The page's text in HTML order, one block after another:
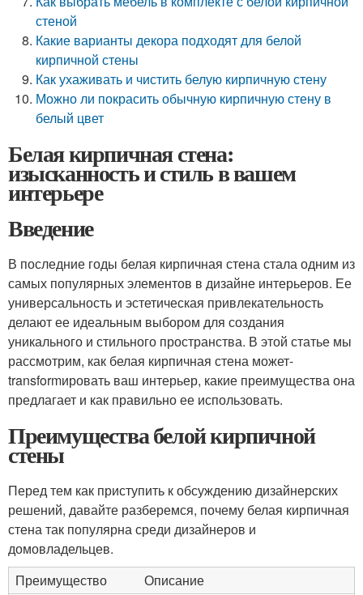
стеной
Какие варианты декора подходят для белой
кирпичной стены
Как ухаживать и чистить белую кирпичную стену
Можно ли покрасить обычную кирпичную стену в
белый цвет
Белая кирпичная стена:
изысканность и стиль в вашем
интерьере
Введение
В последние годы белая кирпичная стена стала одним из
самых популярных элементов в дизайне интерьеров. Ее
универсальность и эстетическая привлекательность
делают ее идеальным выбором для создания
уникального и стильного пространства. В этой статье мы
рассмотрим, как белая кирпичная стена может-
transformировать ваш интерьер, какие преимущества она
предлагает и как правильно ее использовать.
Преимущества белой кирпичной
стены
Перед тем как приступить к обсуждению дизайнерских
решений, давайте разберемся, почему белая кирпичная
стена так популярна среди дизайнеров и
домовладельцев.
Преимущество
Описание